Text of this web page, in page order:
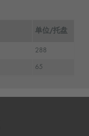
单位/托盘
288
65